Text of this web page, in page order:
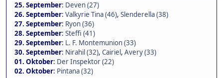
25. September: Deven (27)
26. September: Valkyrie Tina (46), Slenderella (38)
27. September: Ryon (36)
28. September: Steffi (41)
29. September: L. F. Montemunion (33)
30. September: Nirahil (32), Cairiel, Avery (33)
01. Oktober: Der Inspektor (22)
02. Oktober: Pintana (32)